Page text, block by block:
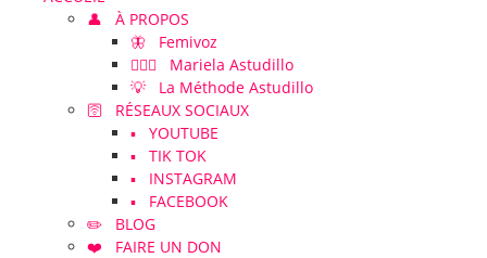
👤 À PROPOS
🦋 Femivoz
👱🏻‍♀️ Mariela Astudillo
💡 La Méthode Astudillo
🛜 RÉSEAUX SOCIAUX
▪️ YOUTUBE
▪️ TIK TOK
▪️ INSTAGRAM
▪️ FACEBOOK
✏️ BLOG
❤️ FAIRE UN DON